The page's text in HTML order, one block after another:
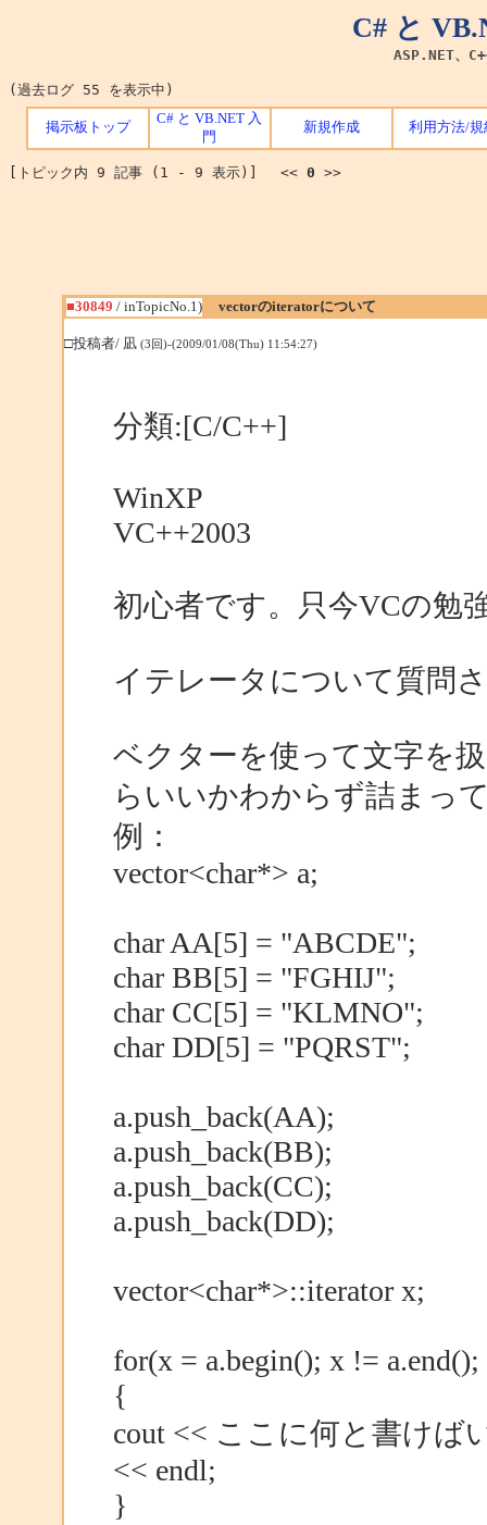
C# と
ASP.NET、
(過去ログ 55 を表示中)
掲示板トップ
C# と VB.NET 入
門
新規作成 利用方法/規
[トピック内 9 記事 (1 - 9 表示)] << 0 >>
■30849 / inTopicNo.1) vectorのiteratorについて
□投稿者/ 凪 (3回)-(2009/01/08(Thu) 11:54:27)
分類:[C/C++]
WinXP
VC++2003
初心者です。只今VCの勉
イテレータについて質問
ベクターを使って文字を
らいいかわからず詰まっ
例：
vector<char*> a;
char AA[5] = "ABCDE";
char BB[5] = "FGHIJ";
char CC[5] = "KLMNO";
char DD[5] = "PQRST";
a.push_back(AA);
a.push_back(BB);
a.push_back(CC);
a.push_back(DD);
vector<char*>::iterator x;
for(x = a.begin(); x !=
{
cout << ここに何と書けば
<< endl;
}